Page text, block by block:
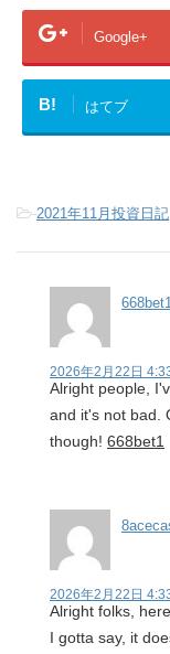
Google+
B! はてブ
-2021年11月投資日記
2026年2月22日
Alright people,
and it's not bad.
though! 668bet1
2026年2月22日
Alright folks,
I gotta say, it